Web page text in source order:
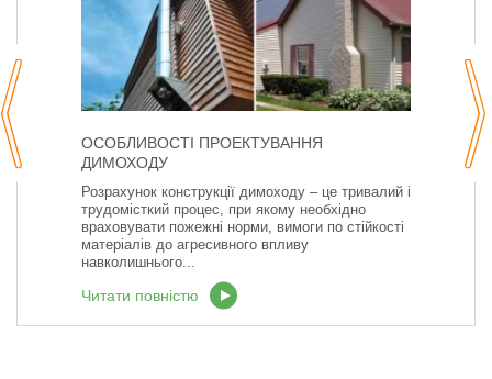
ОСОБЛИВОСТІ ПРОЕКТУВАННЯ
ДИМОХОДУ
Розрахунок конструкції димоходу – це тривалий і
трудомісткий процес, при якому необхідно
враховувати пожежні норми, вимоги по стійкості
матеріалів до агресивного впливу
навколишнього...
Читати повністю